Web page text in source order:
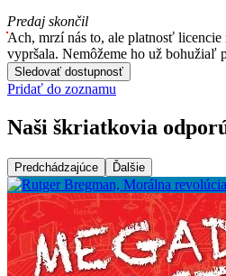
Predaj skončil
Ach, mrzí nás to, ale platnosť licencie
vypršala. Nemôžeme ho už bohužiaľ
Sledovať dostupnosť
Pridať do zoznamu
Naši škriatkovia
Predchádzajúce Ďalšie